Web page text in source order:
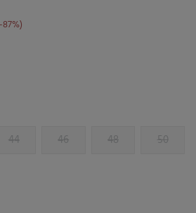
87
44 46 48
50